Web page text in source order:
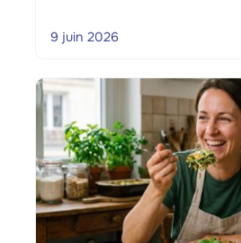
9 juin 2026